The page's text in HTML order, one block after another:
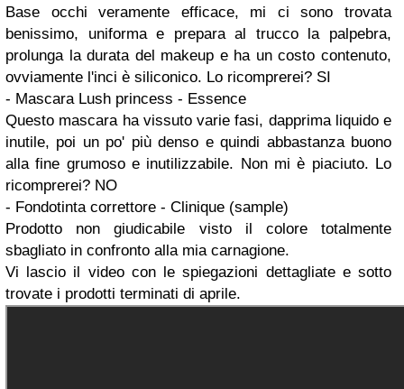
Base occhi veramente efficace, mi ci sono trovata
benissimo, uniforma e prepara al trucco la palpebra,
prolunga la durata del makeup e ha un costo contenuto,
ovviamente l'inci è siliconico. Lo ricomprerei? SI
- Mascara Lush princess - Essence
Questo mascara ha vissuto varie fasi, dapprima liquido e
inutile, poi un po' più denso e quindi abbastanza buono
alla fine grumoso e inutilizzabile. Non mi è piaciuto. Lo
ricomprerei? NO
- Fondotinta correttore - Clinique (sample)
Prodotto non giudicabile visto il colore totalmente
sbagliato in confronto alla mia carnagione.
Vi lascio il video con le spiegazioni dettagliate e sotto
trovate i prodotti terminati di aprile.